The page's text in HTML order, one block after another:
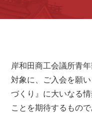
岸和田商工会議所青
対象に、ご入会を願
づくり』に大いなる
ことを期待するもので